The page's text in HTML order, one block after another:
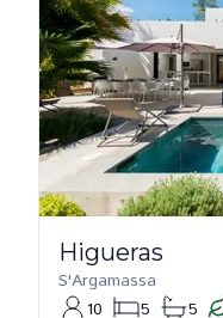
Higueras
S'Argamassa
10
5
5